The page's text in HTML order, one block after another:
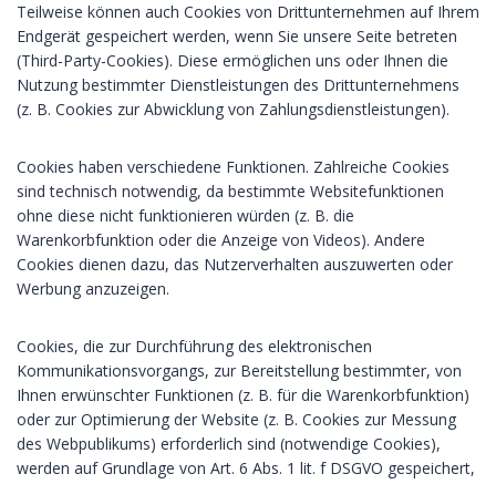
Teilweise können auch Cookies von Drittunternehmen auf Ihrem
Endgerät gespeichert werden, wenn Sie unsere Seite betreten
(Third-Party-Cookies). Diese ermöglichen uns oder Ihnen die
Nutzung bestimmter Dienstleistungen des Drittunternehmens
(z. B. Cookies zur Abwicklung von Zahlungsdienstleistungen).
Cookies haben verschiedene Funktionen. Zahlreiche Cookies
sind technisch notwendig, da bestimmte Websitefunktionen
ohne diese nicht funktionieren würden (z. B. die
Warenkorbfunktion oder die Anzeige von Videos). Andere
Cookies dienen dazu, das Nutzerverhalten auszuwerten oder
Werbung anzuzeigen.
Cookies, die zur Durchführung des elektronischen
Kommunikationsvorgangs, zur Bereitstellung bestimmter, von
Ihnen erwünschter Funktionen (z. B. für die Warenkorbfunktion)
oder zur Optimierung der Website (z. B. Cookies zur Messung
des Webpublikums) erforderlich sind (notwendige Cookies),
werden auf Grundlage von Art. 6 Abs. 1 lit. f DSGVO gespeichert,